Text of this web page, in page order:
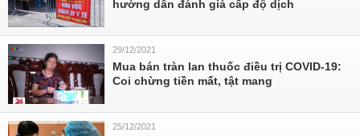
hướng dẫn đánh giá cấp độ dịch
29/12/2021
Mua bán tràn lan thuốc điều trị COVID-19:
Coi chừng tiền mất, tật mang
25/12/2021